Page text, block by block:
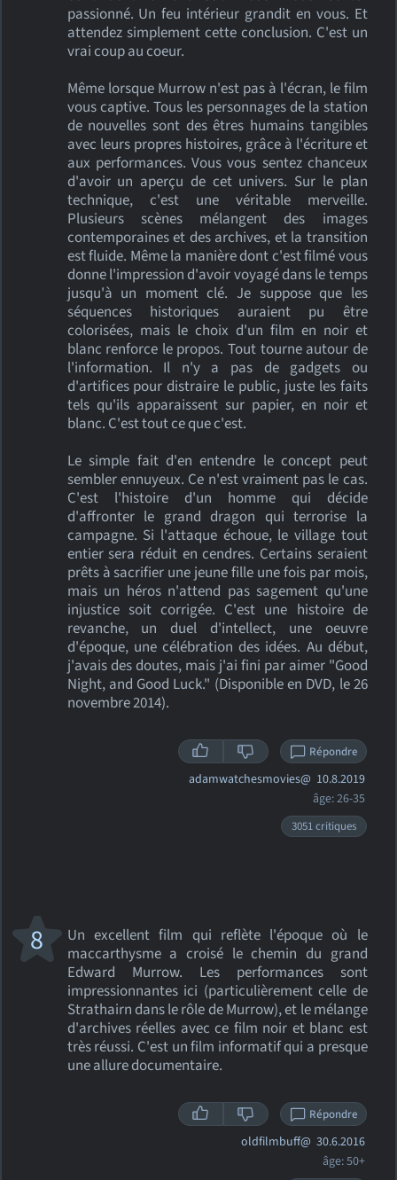
passionné. Un feu intérieur grandit en vous. Et
attendez simplement cette conclusion. C'est un
vrai coup au coeur.
Même lorsque Murrow n'est pas à l'écran, le film
vous captive. Tous les personnages de la station
de nouvelles sont des êtres humains tangibles
avec leurs propres histoires, grâce à l'écriture et
aux performances. Vous vous sentez chanceux
d'avoir un aperçu de cet univers. Sur le plan
technique, c'est une véritable merveille.
Plusieurs scènes mélangent des images
contemporaines et des archives, et la transition
est fluide. Même la manière dont c'est filmé vous
donne l'impression d'avoir voyagé dans le temps
jusqu'à un moment clé. Je suppose que les
séquences historiques auraient pu être
colorisées, mais le choix d'un film en noir et
blanc renforce le propos. Tout tourne autour de
l'information. Il n'y a pas de gadgets ou
d'artifices pour distraire le public, juste les faits
tels qu'ils apparaissent sur papier, en noir et
blanc. C'est tout ce que c'est.
Le simple fait d'en entendre le concept peut
sembler ennuyeux. Ce n'est vraiment pas le cas.
C'est l'histoire d'un homme qui décide
d'affronter le grand dragon qui terrorise la
campagne. Si l'attaque échoue, le village tout
entier sera réduit en cendres. Certains seraient
prêts à sacrifier une jeune fille une fois par mois,
mais un héros n'attend pas sagement qu'une
injustice soit corrigée. C'est une histoire de
revanche, un duel d'intellect, une oeuvre
d'époque, une célébration des idées. Au début,
j'avais des doutes, mais j'ai fini par aimer "Good
Night, and Good Luck." (Disponible en DVD, le 26
novembre 2014).
Répondre
adamwatchesmovies@ 10.8.2019
âge: 26-35
3051 critiques
Un excellent film qui reflète l'époque où le
maccarthysme a croisé le chemin du grand
Edward Murrow. Les performances sont
impressionnantes ici (particulièrement celle de
Strathairn dans le rôle de Murrow), et le mélange
d'archives réelles avec ce film noir et blanc est
très réussi. C'est un film informatif qui a presque
une allure documentaire.
8
Répondre
oldfilmbuff@ 30.6.2016
âge: 50+